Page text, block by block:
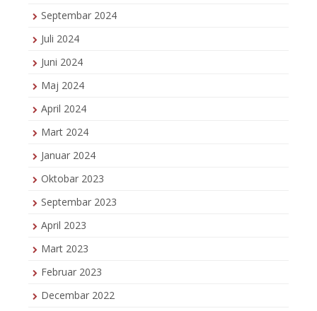
Septembar 2024
Juli 2024
Juni 2024
Maj 2024
April 2024
Mart 2024
Januar 2024
Oktobar 2023
Septembar 2023
April 2023
Mart 2023
Februar 2023
Decembar 2022